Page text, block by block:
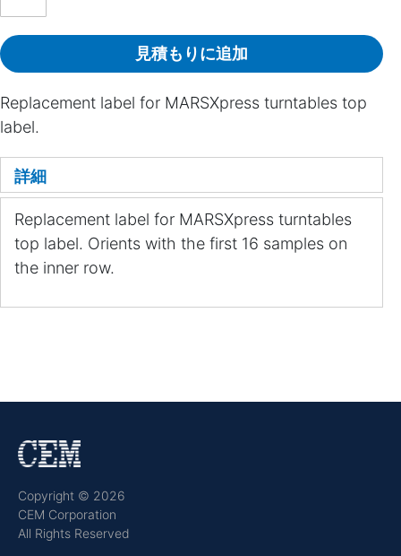
見積もりに追加
Replacement label for MARSXpress turntables top
label.
詳細
Replacement label for MARSXpress turntables
top label. Orients with the first 16 samples on
the inner row.
Copyright © 2026
CEM Corporation
All Rights Reserved